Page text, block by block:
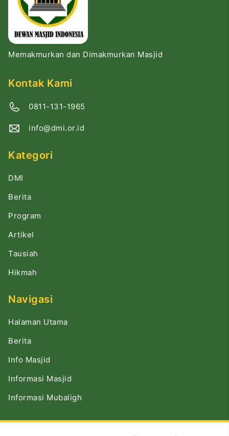
Memakmurkan dan Dimakmurkan Masjid
Kontak Kami
0811-131-1965
info@dmi.or.id
Kategori
DMI
Berita
Program
Artikel
Tausiah
Hikmah
Navigasi
Halaman Utama
Berita
Info Masjid
Informasi Masjid
Informasi Mubaligh